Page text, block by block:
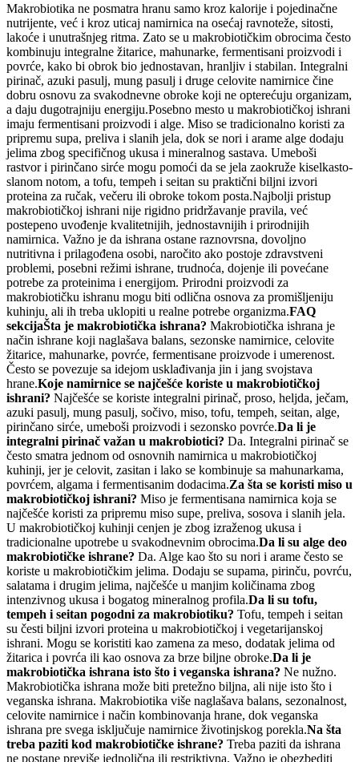
Makrobiotika ne posmatra hranu samo kroz kalorije i pojedinačne
nutrijente, već i kroz uticaj namirnica na osećaj ravnoteže, sitosti,
lakoće i unutrašnjeg ritma. Zato se u makrobiotičkim obrocima često
kombinuju integralne žitarice, mahunarke, fermentisani proizvodi i
povrće, kako bi obrok bio jednostavan, hranljiv i stabilan. Integralni
pirinač, azuki pasulj, mung pasulj i druge celovite namirnice čine
dobru osnovu za svakodnevne obroke koji ne opterećuju organizam,
a daju dugotrajniju energiju.Posebno mesto u makrobiotičkoj ishrani
imaju fermentisani proizvodi i alge. Miso se tradicionalno koristi za
pripremu supa, preliva i slanih jela, dok se nori i arame alge dodaju
jelima zbog specifičnog ukusa i mineralnog sastava. Umeboši
rastvor i pirinčano sirće mogu pomoći da se jela zaokruže kiselkasto-
slanom notom, a tofu, tempeh i seitan su praktični biljni izvori
proteina za ručak, večeru ili obroke tokom posta.Najbolji pristup
makrobiotičkoj ishrani nije rigidno pridržavanje pravila, već
postepeno uvođenje kvalitetnijih, jednostavnijih i prirodnijih
namirnica. Važno je da ishrana ostane raznovrsna, dovoljno
nutritivna i prilagođena osobi, naročito ako postoje zdravstveni
problemi, posebni režimi ishrane, trudnoća, dojenje ili povećane
potrebe za proteinima i energijom. Prirodni proizvodi za
makrobiotičku ishranu mogu biti odlična osnova za promišljeniju
kuhinju, ali ih treba uklopiti u realne potrebe organizma.FAQ
sekcijaŠta je makrobiotička ishrana? Makrobiotička ishrana je
način ishrane koji naglašava balans, sezonske namirnice, celovite
žitarice, mahunarke, povrće, fermentisane proizvode i umerenost.
Često se povezuje sa idejom usklađivanja jin i jang svojstava
hrane.Koje namirnice se najčešće koriste u makrobiotičkoj
ishrani? Najčešće se koriste integralni pirinač, proso, heljda, ječam,
azuki pasulj, mung pasulj, sočivo, miso, tofu, tempeh, seitan, alge,
pirinčano sirće, umeboši proizvodi i sezonsko povrće.Da li je
integralni pirinač važan u makrobiotici? Da. Integralni pirinač se
često smatra jednom od osnovnih namirnica u makrobiotičkoj
kuhinji, jer je celovit, zasitan i lako se kombinuje sa mahunarkama,
povrćem, algama i fermentisanim dodacima.Za šta se koristi miso u
makrobiotičkoj ishrani? Miso je fermentisana namirnica koja se
najčešće koristi za pripremu miso supe, preliva, sosova i slanih jela.
U makrobiotičkoj kuhinji cenjen je zbog izraženog ukusa i
tradicionalne upotrebe u svakodnevnim obrocima.Da li su alge deo
makrobiotičke ishrane? Da. Alge kao što su nori i arame često se
koriste u makrobiotičkim jelima. Dodaju se supama, pirinču, povrću,
salatama i drugim jelima, najčešće u manjim količinama zbog
intenzivnog ukusa i bogatog mineralnog profila.Da li su tofu,
tempeh i seitan pogodni za makrobiotiku? Tofu, tempeh i seitan
su česti biljni izvori proteina u makrobiotičkoj i vegetarijanskoj
ishrani. Mogu se koristiti kao zamena za meso, dodatak jelima od
žitarica i povrća ili kao osnova za brze biljne obroke.Da li je
makrobiotička ishrana isto što i veganska ishrana? Ne nužno.
Makrobiotička ishrana može biti pretežno biljna, ali nije isto što i
veganska ishrana. Makrobiotika više naglašava balans, sezonalnost,
celovite namirnice i način kombinovanja hrane, dok veganska
ishrana pre svega isključuje namirnice životinjskog porekla.Na šta
treba paziti kod makrobiotičke ishrane? Treba paziti da ishrana
ne postane previše jednolična ili restriktivna. Važno je obezbediti